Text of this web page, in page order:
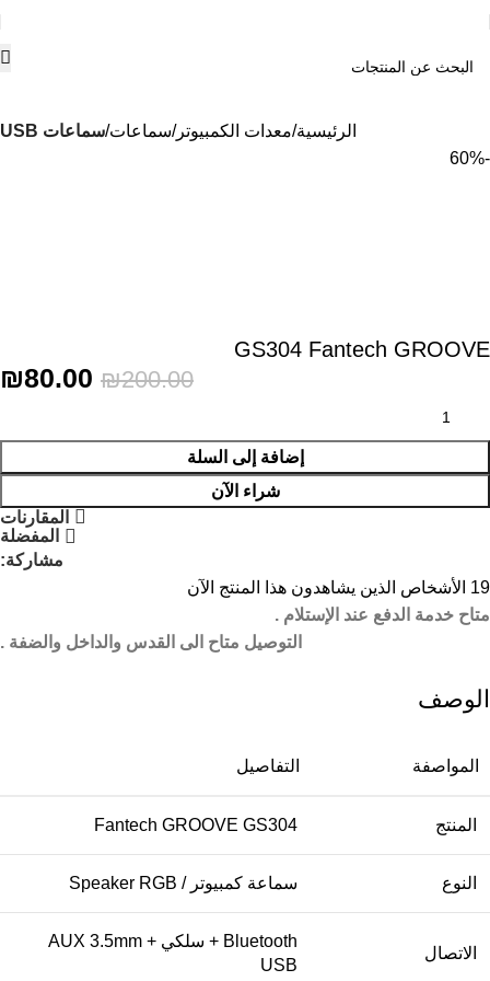
الرئيسية معدات الكمبيوتر سماعات سماعات USB
-60%
GS304 Fantech GROOVE
₪200.00
₪80.00
إضافة إلى السلة
شراء الآن
المقارنات
المفضلة
مشاركة:
19 الأشخاص الذين يشاهدون هذا المنتج الآن
متاح خدمة الدفع عند الإستلام .
التوصيل متاح الى القدس والداخل والضفة .
الوصف
المواصفة التفاصيل
المنتج Fantech GROOVE GS304
النوع سماعة كمبيوتر / Speaker RGB
الاتصال
Bluetooth + سلكي AUX 3.5mm +
USB